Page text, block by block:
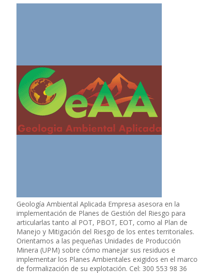
Geología Ambiental Aplicada Empresa asesora en la
implementación de Planes de Gestión del Riesgo para
articularlas tanto al POT, PBOT, EOT, como al Plan de
Manejo y Mitigación del Riesgo de los entes territoriales.
Orientamos a las pequeñas Unidades de Producción
Minera (UPM) sobre cómo manejar sus residuos e
implementar los Planes Ambientales exigidos en el marco
de formalización de su explotación. Cel: 300 553 98 36